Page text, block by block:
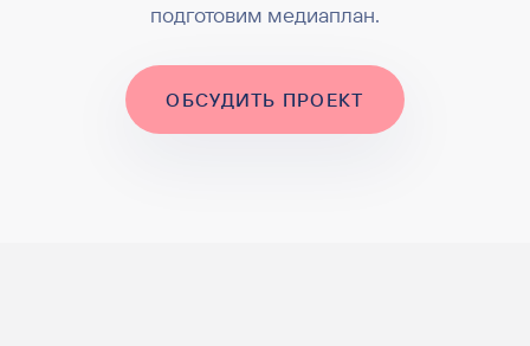
подготовим медиаплан.
ОБСУДИТЬ ПРОЕКТ